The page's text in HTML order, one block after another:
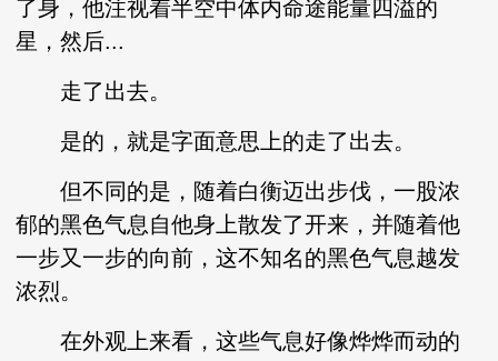
了身，他注视着半空中体内命途能量四溢的
星，然后...
走了出去。
是的，就是字面意思上的走了出去。
但不同的是，随着白衡迈出步伐，一股浓
郁的黑色气息自他身上散发了开来，并随着他
一步又一步的向前，这不知名的黑色气息越发
浓烈。
在外观上来看，这些气息好像烨烨而动的